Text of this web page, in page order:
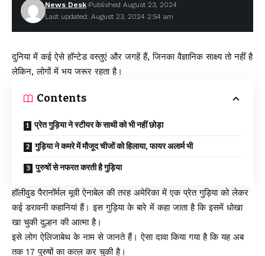
Last updated: August 23, 2024 2:54 am
News Desk Published August 23, 2024
दुनिया में कई ऐसे हॉन्टेड वस्तुएं और जगहें हैं, जिनका वैज्ञानिक साक्ष्य तो नहीं है
लेकिन, लोगों में भय जरूर रहता है।
Contents
प्रेत गुड़िया ने स्टीयर के साथी को भी नहीं छोड़ा
गुड़िया ने कमरे में मौजूद चीजों को हिलाया, फायर अलार्म भी
पुरुषों से नफरत करती है गुड़िया
हॉलीवुड पैरानॉर्मल मूवी ऐनाबेल की तरह अमेरिका में एक प्रेत गुड़िया को लेकर
कई डरावनी कहानियां हैं। इस गुड़िया के बारे में कहा जाता है कि इसमें धोखा
खा चुकी दुल्हन की आत्मा है।
इसे लोग ऐलिजाबेथ के नाम से जानते हैं। ऐसा दावा किया गया है कि यह अब
तक 17 पुरुषों का कत्ल कर चुकी है।